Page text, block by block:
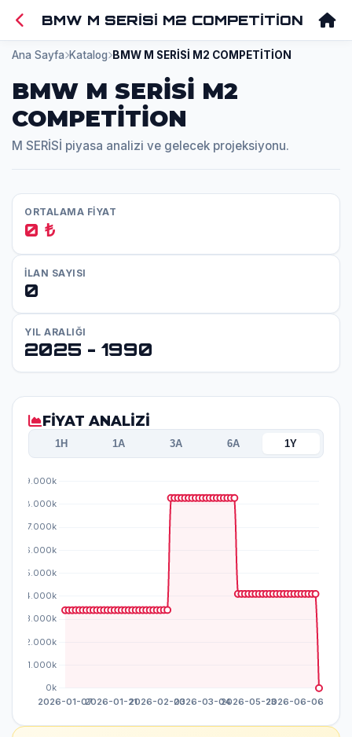
BMW M SERİSİ M2 COMPETİTİON
Ana Sayfa Katalog BMW M SERİSİ M2 COMPETİTİON
BMW M SERİSİ M2
COMPETİTİON
M SERİSİ piyasa analizi ve gelecek projeksiyonu.
ORTALAMA FİYAT
0 ₺
İLAN SAYISI
0
YIL ARALIĞI
2025 - 1990
FİYAT ANALİZİ
1H 1A 3A 6A 1Y